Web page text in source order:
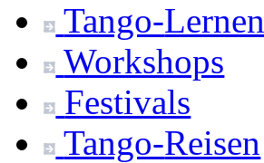
Tango-Lernen
Workshops
Festivals
Tango-Reisen